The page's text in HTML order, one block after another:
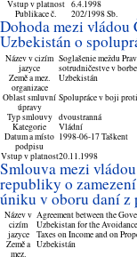
Vstup v platnost 6.4.1998
Publikace č.
202/1998 Sb.
Dohoda mezi
Uzbekistán o
Název v cizím
jazyce
Soglašenie meždu
sotrudničestve v
Země a mez.
organizace
Uzbekistán
Oblast smluvní
úpravy
Spolupráce v boji
Typ smlouvy dvoustranná
Kategorie
Vládní
Datum a místo
podpisu
1998-06-17 Taškent
Vstup v platnost20.11.1998
Smlouva mezi
republiky o
úniku v oboru daní z
Název v
cizím
jazyce
Agreement between the
Uzbekistan for the
Taxes on Income and on
Země a
mez.
Uzbekistán